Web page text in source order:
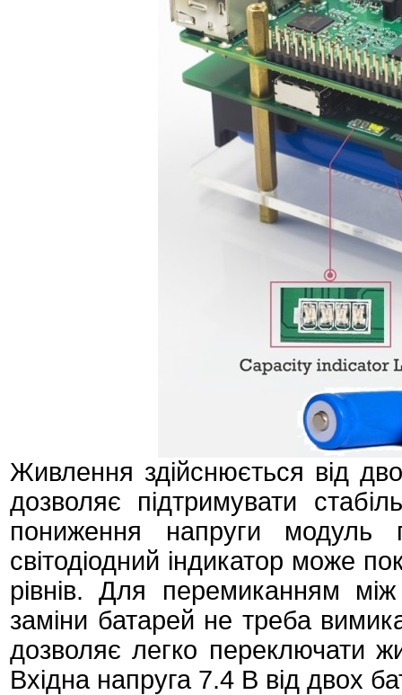
Живлення здійснюється від
дозволяє підтримувати
пониження напруги модуль
світодіодний індикатор може
рівнів. Для перемиканням
заміни батарей не треба
дозволяє легко переключати
Вхідна напруга 7.4 В від двох